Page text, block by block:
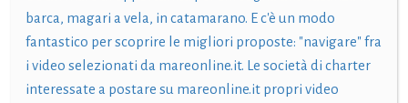
barca, magari a vela, in catamarano. E c'è un modo
fantastico per scoprire le migliori proposte: "navigare" fra
i video selezionati da mareonline.it. Le società di charter
interessate a postare su mareonline.it propri video